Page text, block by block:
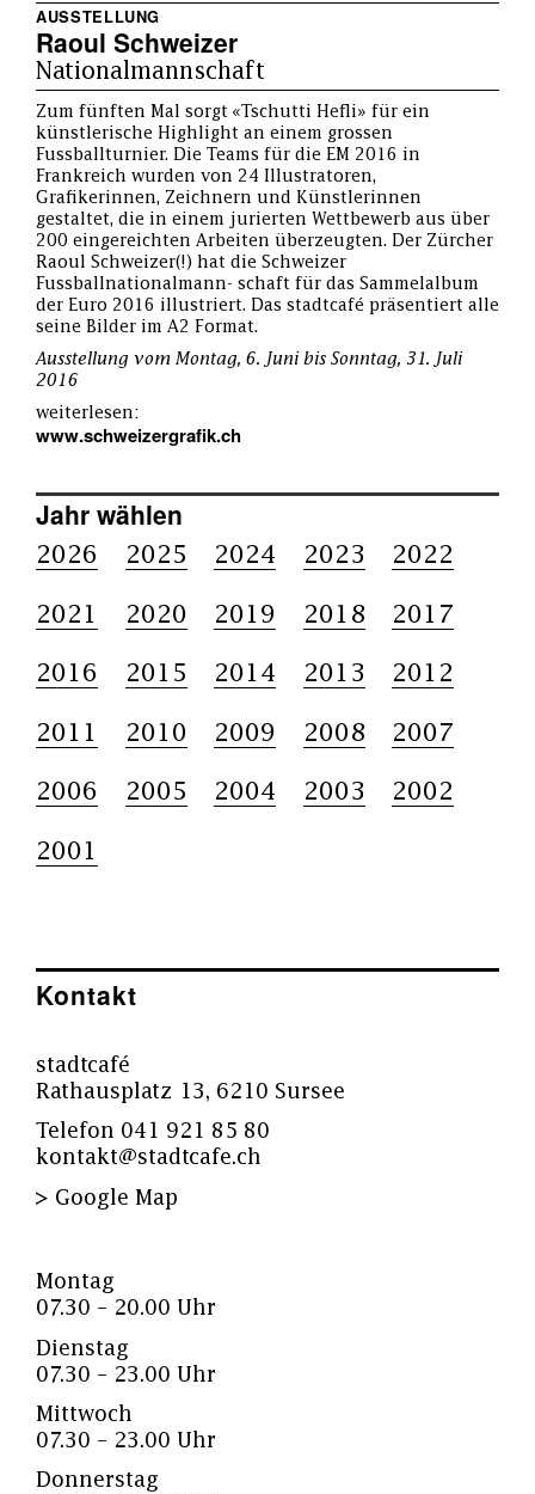
AUSSTELLUNG
Raoul Schweizer
Nationalmannschaft
Zum fünften Mal sorgt «Tschutti Hefli» für ein
künstlerische Highlight an einem grossen
Fussballturnier. Die Teams für die EM 2016 in
Frankreich wurden von 24 Illustratoren,
Grafikerinnen, Zeichnern und Künstlerinnen
gestaltet, die in einem jurierten Wettbewerb aus über
200 eingereichten Arbeiten überzeugten. Der Zürcher
Raoul Schweizer(!) hat die Schweizer
Fussballnationalmann- schaft für das Sammelalbum
der Euro 2016 illustriert. Das stadtcafé präsentiert alle
seine Bilder im A2 Format.
Ausstellung vom Montag, 6. Juni bis Sonntag, 31. Juli
2016
weiterlesen:
www.schweizergrafik.ch
Jahr wählen
2026 2025 2024 2023 2022
2021 2020 2019 2018 2017
2016 2015 2014 2013 2012
2011 2010 2009 2008 2007
2006 2005 2004 2003 2002
2001
Kontakt
stadtcafé
Rathausplatz 13, 6210 Sursee
Telefon 041 921 85 80
kontakt@stadtcafe.ch
> Google Map
Montag
07.30 – 20.00 Uhr
Dienstag
07.30 – 23.00 Uhr
Mittwoch
07.30 – 23.00 Uhr
Donnerstag